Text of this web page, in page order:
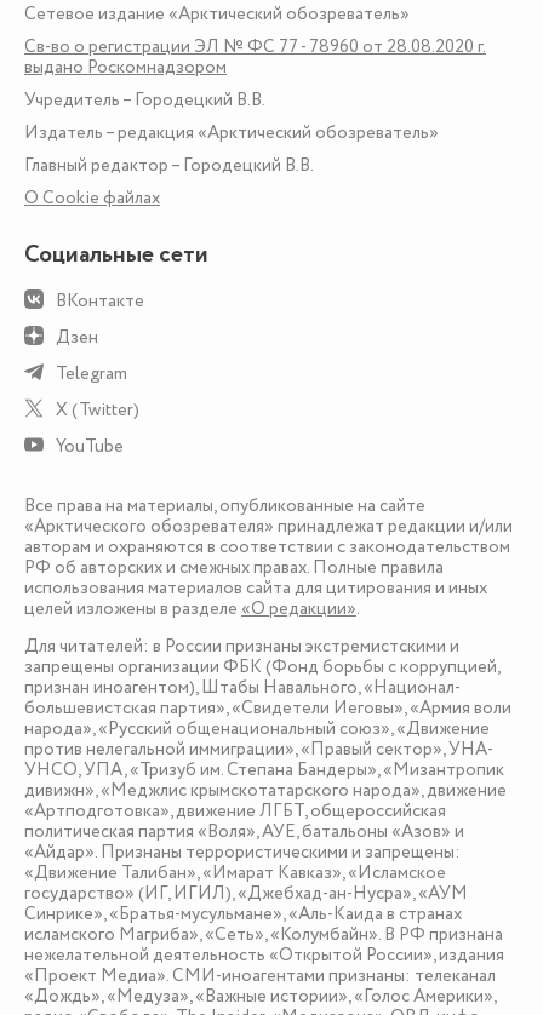
Сетевое издание «Арктический обозреватель»
Св-во о регистрации ЭЛ № ФС 77 - 78960 от 28.08.2020 г.
выдано Роскомнадзором
Учредитель – Городецкий В.В.
Издатель – редакция «Арктический обозреватель»
Главный редактор – Городецкий В.В.
О Сookie файлах
Социальные сети
ВКонтакте
Дзен
Telegram
X (Twitter)
YouTube
Все права на материалы, опубликованные на сайте
«Арктического обозревателя» принадлежат редакции и/или
авторам и охраняются в соответствии с законодательством
РФ об авторских и смежных правах. Полные правила
использования материалов сайта для цитирования и иных
целей изложены в разделе «О редакции».
Для читателей: в России признаны экстремистскими и
запрещены организации ФБК (Фонд борьбы с коррупцией,
признан иноагентом), Штабы Навального, «Национал-
большевистская партия», «Свидетели Иеговы», «Армия воли
народа», «Русский общенациональный союз», «Движение
против нелегальной иммиграции», «Правый сектор», УНА-
УНСО, УПА, «Тризуб им. Степана Бандеры», «Мизантропик
дивижн», «Меджлис крымскотатарского народа», движение
«Артподготовка», движение ЛГБТ, общероссийская
политическая партия «Воля», АУЕ, батальоны «Азов» и
«Айдар». Признаны террористическими и запрещены:
«Движение Талибан», «Имарат Кавказ», «Исламское
государство» (ИГ, ИГИЛ), «Джебхад-ан-Нусра», «АУМ
Синрике», «Братья-мусульмане», «Аль-Каида в странах
исламского Магриба», «Сеть», «Колумбайн». В РФ признана
нежелательной деятельность «Открытой России», издания
«Проект Медиа». СМИ-иноагентами признаны: телеканал
«Дождь», «Медуза», «Важные истории», «Голос Америки»,